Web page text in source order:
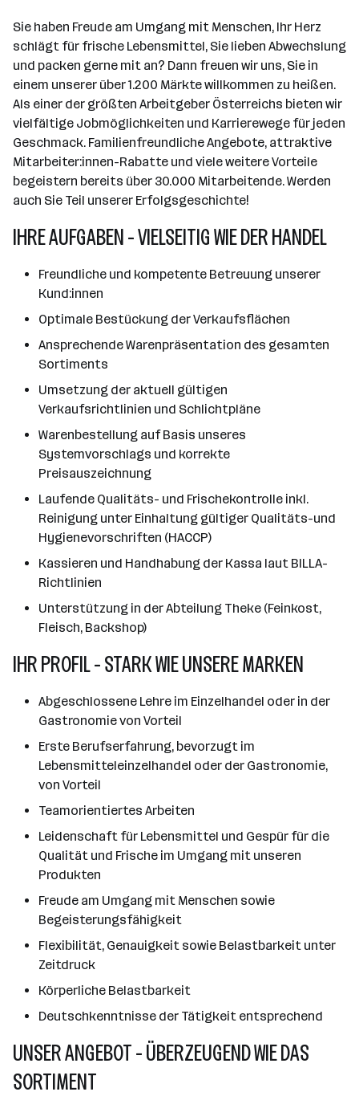
Sie haben Freude am Umgang mit Menschen, Ihr Herz
schlägt für frische Lebensmittel, Sie lieben Abwechslung
und packen gerne mit an? Dann freuen wir uns, Sie in
einem unserer über 1.200 Märkte willkommen zu heißen.
Als einer der größten Arbeitgeber Österreichs bieten wir
vielfältige Jobmöglichkeiten und Karrierewege für jeden
Geschmack. Familienfreundliche Angebote, attraktive
Mitarbeiter:innen-Rabatte und viele weitere Vorteile
begeistern bereits über 30.000 Mitarbeitende. Werden
auch Sie Teil unserer Erfolgsgeschichte!
IHRE AUFGABEN - VIELSEITIG WIE DER HANDEL
Freundliche und kompetente Betreuung unserer
Kund:innen
Optimale Bestückung der Verkaufsflächen
Ansprechende Warenpräsentation des gesamten
Sortiments
Umsetzung der aktuell gültigen
Verkaufsrichtlinien und Schlichtpläne
Warenbestellung auf Basis unseres
Systemvorschlags und korrekte
Preisauszeichnung
Laufende Qualitäts- und Frischekontrolle inkl.
Reinigung unter Einhaltung gültiger Qualitäts-und
Hygienevorschriften (HACCP)
Kassieren und Handhabung der Kassa laut BILLA-
Richtlinien
Unterstützung in der Abteilung Theke (Feinkost,
Fleisch, Backshop)
IHR PROFIL - STARK WIE UNSERE MARKEN
Abgeschlossene Lehre im Einzelhandel oder in der
Gastronomie von Vorteil
Erste Berufserfahrung, bevorzugt im
Lebensmitteleinzelhandel oder der Gastronomie,
von Vorteil
Teamorientiertes Arbeiten
Leidenschaft für Lebensmittel und Gespür für die
Qualität und Frische im Umgang mit unseren
Produkten
Freude am Umgang mit Menschen sowie
Begeisterungsfähigkeit
Flexibilität, Genauigkeit sowie Belastbarkeit unter
Zeitdruck
Körperliche Belastbarkeit
Deutschkenntnisse der Tätigkeit entsprechend
UNSER ANGEBOT - ÜBERZEUGEND WIE DAS
SORTIMENT